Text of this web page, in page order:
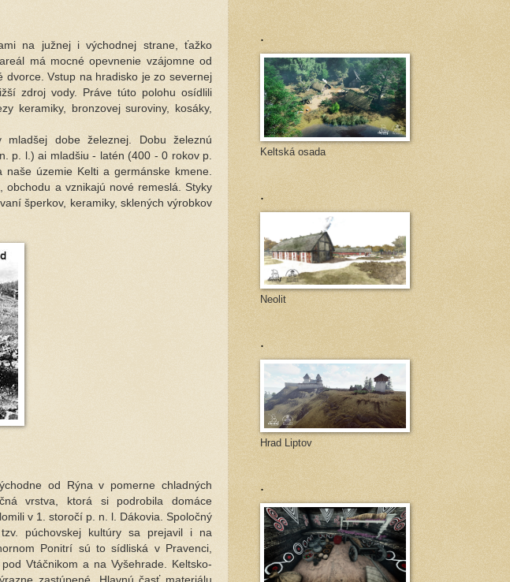
na južnej i východnej strane, ťažko
má mocné opevnenie vzájomne od
dvorce. Vstup na hradisko je zo severnej
zdroj vody. Práve túto polohu osídlili
keramiky, bronzovej suroviny, kosáky,
mladšej dobe železnej. Dobu železnú
p. l.) ai mladšiu - latén (400 - 0 rokov p.
územie Kelti a germánske kmene.
obchodu a vznikajú nové remeslá. Styky
šperkov, keramiky, sklených výrobkov
od Rýna v pomerne chladných
vrstva, ktorá si podrobila domáce
v 1. storočí p. n. l. Dákovia. Spoločný
púchovskej kultúry sa prejavil i na
Ponitrí sú to sídliská v Pravenci,
Vtáčnikom a na Vyšehrade. Keltsko-
.
Keltská osada
.
Neolit
.
Hrad Liptov
.